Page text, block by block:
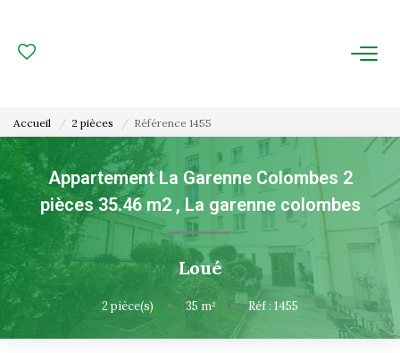
ESTIMATION
FAIRE GÉRER
Gestion Locative
Gestion De Copropriété
NOUS CONNAITRE
Accueil 2 pièces Référence 1455
Appartement La Garenne Colombes 2
pièces 35.46 m2 , La garenne colombes
Loué
2pièce(s) • 35 m² • Réf : 1455